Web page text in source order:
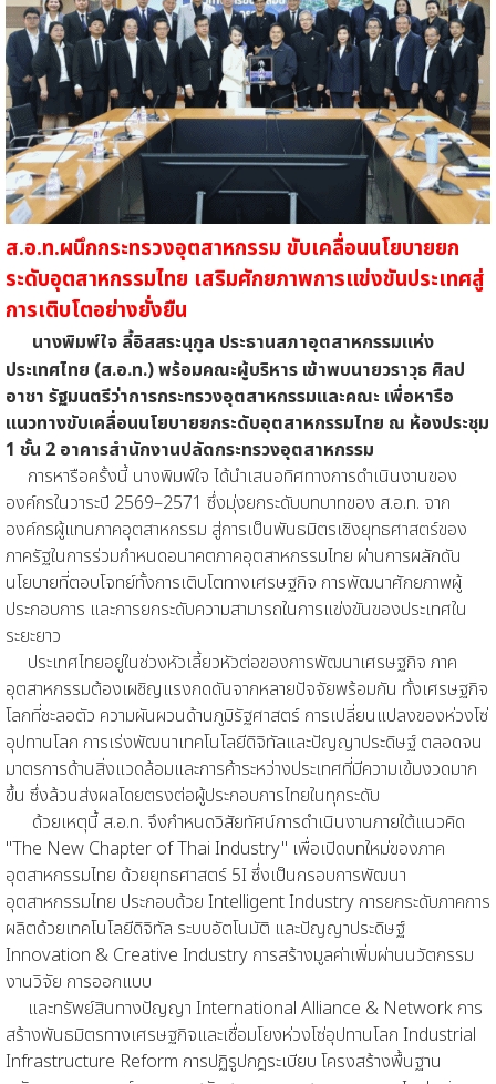
ส.อ.ท.ผนึกกระทรวงอุตสาหกรรม ขับเคลื่อนนโยบายยก
ระดับอุตสาหกรรมไทย เสริมศักยภาพการแข่งขันประเทศสู่
การเติบโตอย่างยั่งยืน
นางพิมพ์ใจ ลี้อิสสระนุกูล ประธานสภาอุตสาหกรรมแห่ง
ประเทศไทย (ส.อ.ท.) พร้อมคณะผู้บริหาร เข้าพบนายวราวุธ ศิลป
อาชา รัฐมนตรีว่าการกระทรวงอุตสาหกรรมและคณะ เพื่อหารือ
แนวทางขับเคลื่อนนโยบายยกระดับอุตสาหกรรมไทย ณ ห้องประชุม
1 ชั้น 2 อาคารสำนักงานปลัดกระทรวงอุตสาหกรรม
การหารือครั้งนี้ นางพิมพ์ใจ ได้นำเสนอทิศทางการดำเนินงานของ
องค์กรในวาระปี 2569–2571 ซึ่งมุ่งยกระดับบทบาทของ ส.อ.ท. จาก
องค์กรผู้แทนภาคอุตสาหกรรม สู่การเป็นพันธมิตรเชิงยุทธศาสตร์ของ
ภาครัฐในการร่วมกำหนดอนาคตภาคอุตสาหกรรมไทย ผ่านการผลักดัน
นโยบายที่ตอบโจทย์ทั้งการเติบโตทางเศรษฐกิจ การพัฒนาศักยภาพผู้
ประกอบการ และการยกระดับความสามารถในการแข่งขันของประเทศใน
ระยะยาว
ประเทศไทยอยู่ในช่วงหัวเลี้ยวหัวต่อของการพัฒนาเศรษฐกิจ ภาค
อุตสาหกรรมต้องเผชิญแรงกดดันจากหลายปัจจัยพร้อมกัน ทั้งเศรษฐกิจ
โลกที่ชะลอตัว ความผันผวนด้านภูมิรัฐศาสตร์ การเปลี่ยนแปลงของห่วงโซ่
อุปทานโลก การเร่งพัฒนาเทคโนโลยีดิจิทัลและปัญญาประดิษฐ์ ตลอดจน
มาตรการด้านสิ่งแวดล้อมและการค้าระหว่างประเทศที่มีความเข้มงวดมาก
ขึ้น ซึ่งล้วนส่งผลโดยตรงต่อผู้ประกอบการไทยในทุกระดับ
ด้วยเหตุนี้ ส.อ.ท. จึงกำหนดวิสัยทัศน์การดำเนินงานภายใต้แนวคิด
"The New Chapter of Thai Industry" เพื่อเปิดบทใหม่ของภาค
อุตสาหกรรมไทย ด้วยยุทธศาสตร์ 5I ซึ่งเป็นกรอบการพัฒนา
อุตสาหกรรมไทย ประกอบด้วย Intelligent Industry การยกระดับภาคการ
ผลิตด้วยเทคโนโลยีดิจิทัล ระบบอัตโนมัติ และปัญญาประดิษฐ์
Innovation & Creative Industry การสร้างมูลค่าเพิ่มผ่านนวัตกรรม
งานวิจัย การออกแบบ
และทรัพย์สินทางปัญญา International Alliance & Network การ
สร้างพันธมิตรทางเศรษฐกิจและเชื่อมโยงห่วงโซ่อุปทานโลก Industrial
Infrastructure Reform การปฏิรูปกฎระเบียบ โครงสร้างพื้นฐาน